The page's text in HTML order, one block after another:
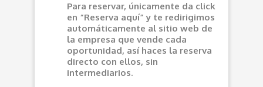
Para reservar, únicamente da click
en “Reserva aquí” y te redirigimos
automáticamente al sitio web de
la empresa que vende cada
oportunidad, así haces la reserva
directo con ellos, sin
intermediarios.